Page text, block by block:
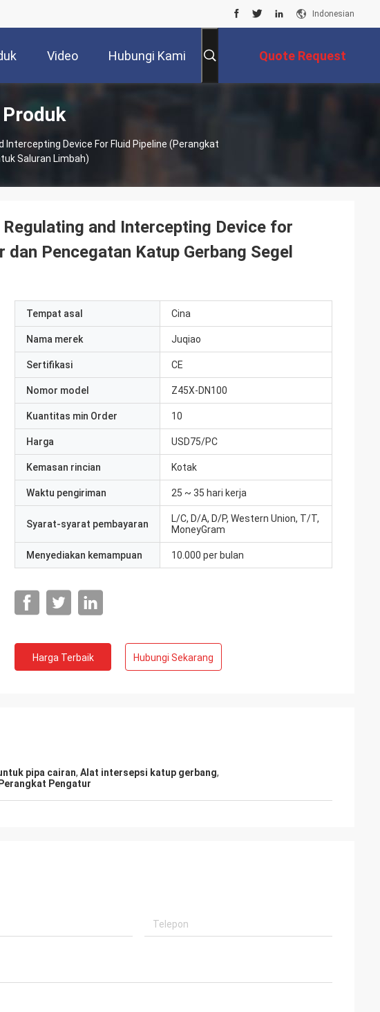
Indonesian
Video Hubungi Kami Quote Request
Intercepting Device For Fluid Pipeline (Perangkat
Saluran Limbah)
and Intercepting Device for
Pencegatan Katup Gerbang Segel
Tempat asal Cina
Nama merek Juqiao
Sertifikasi CE
Nomor model Z45X-DN100
Kuantitas min Order 10
Harga USD75/PC
Kemasan rincian Kotak
Waktu pengiriman 25 ~ 35 hari kerja
Syarat-syarat pembayaran
L/C, D/A, D/P, Western Union, T/T,
MoneyGram
Menyediakan kemampuan 10.000 per bulan
Harga Terbaik Hubungi Sekarang
pipa cairan, Alat intersepsi katup gerbang,
Pengatur